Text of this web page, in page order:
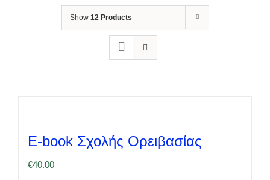
Show 12 Products
E-book Σχολής Ορειβασίας
€40.00